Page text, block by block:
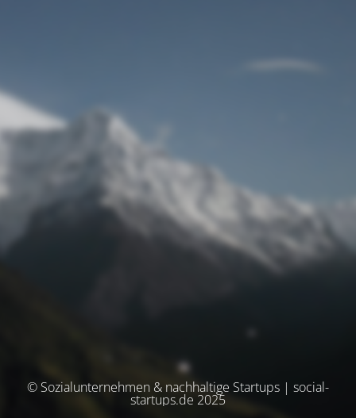
© Sozialunternehmen & nachhaltige Startups | social-
startups.de 2025